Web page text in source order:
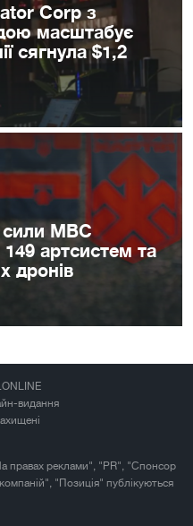
Corp з
масштабує
сягнула $1,2
сили МВС
артсистем та
дронів
видання
правах реклами", "PR", "Спонсор
"Позиція" публікуються